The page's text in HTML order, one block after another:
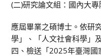
(二)研究論文組：國內大
應屆畢業之碩博士。依研
學」、「人文社會科學」
四、檢送「2025年臺灣